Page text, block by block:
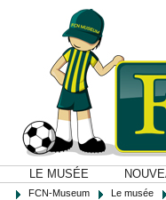
LE MUSÉE
FCN-Museum Le musée